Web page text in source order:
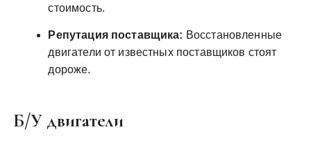
стоимость.
Репутация поставщика: Восстановленные
двигатели от известных поставщиков стоят
дороже.
Б/У двигатели